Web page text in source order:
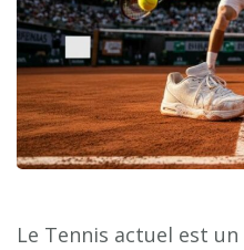
Le Tennis actuel est